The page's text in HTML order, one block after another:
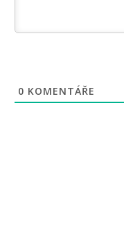
0 KOMENTÁŘE